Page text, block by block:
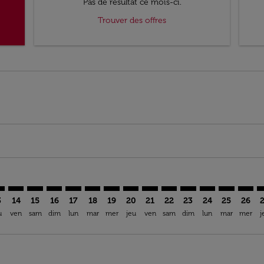
Pas de résultat ce mois-ci.
Trouver des offres
14
ven
15
sam
16
dim
17
lun
18
mar
19
mer
LIS–NKC: cmp-view-offers-
20
jeu
LIS–NKC: cmp-view-
21
ven
LIS–NKC: cmp-view-
22
sam
LIS–NKC: cmp-
23
dim
LIS–NKC:
24
lun
25
mar
26
mer